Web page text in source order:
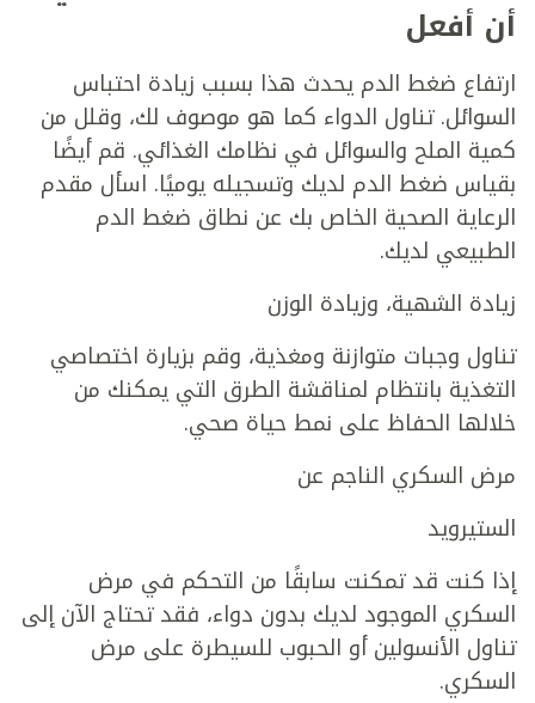
أن أفعل
ارتفاع ضغط الدم يحدث هذا بسبب زيادة احتباس
السوائل. تناول الدواء كما هو موصوف لك، وقلل من
كمية الملح والسوائل في نظامك الغذائي. قم أيضًا
بقياس ضغط الدم لديك وتسجيله يوميًا. اسأل مقدم
الرعاية الصحية الخاص بك عن نطاق ضغط الدم
الطبيعي لديك.
زيادة الشهية، وزيادة الوزن
تناول وجبات متوازنة ومغذية، وقم بزيارة اختصاصي
التغذية بانتظام لمناقشة الطرق التي يمكنك من
خلالها الحفاظ على نمط حياة صحي.
مرض السكري الناجم عن
الستيرويد
إذا كنت قد تمكنت سابقًا من التحكم في مرض
السكري الموجود لديك بدون دواء، فقد تحتاج الآن إلى
تناول الأنسولين أو الحبوب للسيطرة على مرض
السكري.